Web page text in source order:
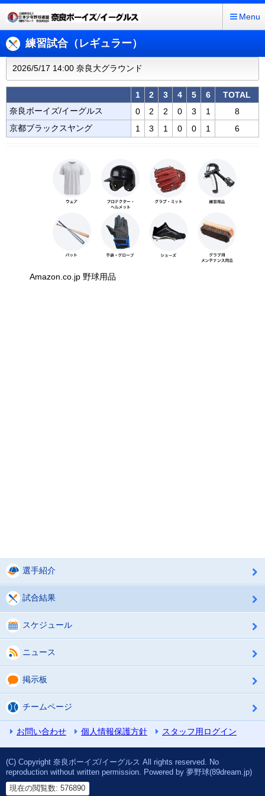
Menu
練習試合（レギュラー）
2026/5/17 14:00 奈良大グラウンド
1 2 3 4 5 6
TOTAL
奈良ボーイズ/イーグルス
0 2 2 0 3 1
8
京都ブラックスヤング
1 3 1 0 0 1 6
Amazon.co.jp 野球用品
選手紹介
試合結果
スケジュール
ニュース
掲示板
チームページ
お問い合わせ 個人情報保護方針 スタッフ用ログイン
(C) Copyright 奈良ボーイズ/イーグルス All rights reserved. No
reproduction without written permission. Powered by 夢野球(89dream.jp)
現在の閲覧数: 576890